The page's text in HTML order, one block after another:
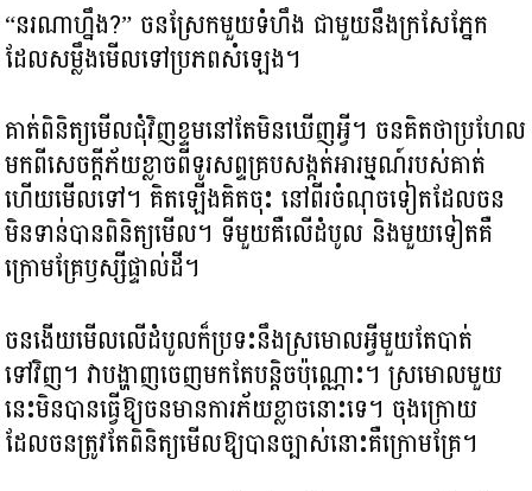
“នរណាហ្នឹង?” ចនស្រែកមួយទំហឹង ជាមួយនឹងក្រសែភ្នែក
ដែលសម្លឹងមើលទៅប្រភពសំឡេង។
គាត់ពិនិត្យមើលជុំវិញខ្ទមនៅតែមិនឃើញអ្វី។ ចនគិតថាប្រហែល
មកពីសេចក្តីភ័យខ្លាចពីទូរសព្ទគ្របសង្កត់អារម្មណ៍របស់គាត់
ហើយមើលទៅ។ គិតឡើងគិតចុះ នៅពីរចំណុចទៀតដែលចន
មិនទាន់បានពិនិត្យមើល។ ទីមួយគឺលើដំបូល និងមួយទៀតគឺ
ក្រោមគ្រែឫស្សីផ្ទាល់ដី។
ចនងើយមើលលើដំបូលក៏ប្រទះនឹងស្រមោលអ្វីមួយតែបាត់
ទៅវិញ។ វាបង្ហាញចេញមកតែបន្តិចប៉ុណ្ណោះ។ ស្រមោលមួយ
នេះមិនបានធ្វើឱ្យចនមានការភ័យខ្លាចនោះទេ។ ចុងក្រោយ
ដែលចនត្រូវតែពិនិត្យមើលឱ្យបានច្បាស់នោះគឺក្រោមគ្រែ។